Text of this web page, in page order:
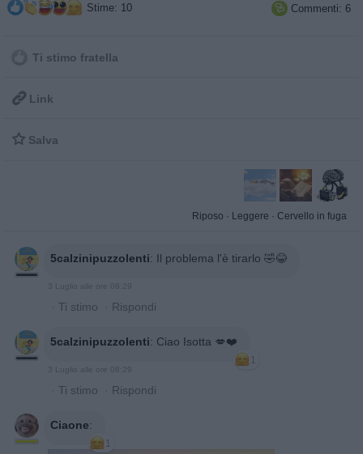
Stime: 10  Commenti: 6
Ti stimo fratella
 Link
 Salva
Riposo · Leggere · Cervello in fuga
5calzinipuzzolenti: Il problema l'è tirarlo 🤣😂
3 Luglio alle ore 08:29
· Ti stimo · Rispondi
5calzinipuzzolenti: Ciao Isotta 💋❤️
1
3 Luglio alle ore 08:29
· Ti stimo · Rispondi
Ciaone:
1